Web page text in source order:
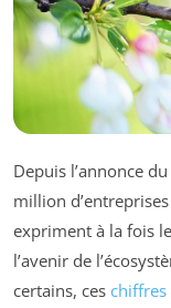
Depuis l’annonce
million
expriment à la fois
l’avenir de
certains, ces chiffres